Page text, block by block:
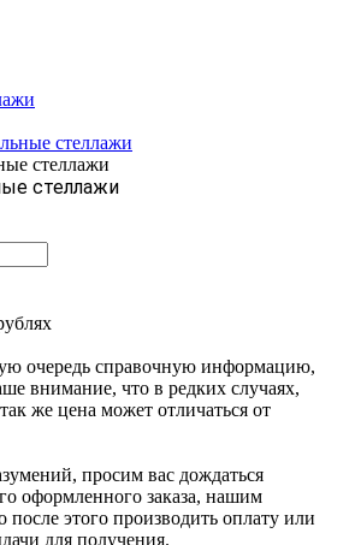
стеллажи
стеллажи
стеллажи
очередь справочную информацию,
внимание, что в редких случаях,
же цена может отличаться от
просим вас дождаться
оформленного заказа, нашим
после этого производить оплату или
для получения.